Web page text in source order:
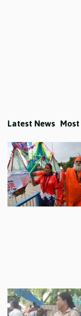
Latest News